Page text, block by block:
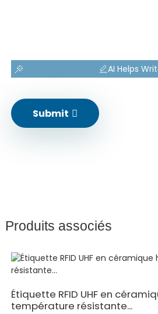
AI Helps
Submit
Produits associés
Étiquette RFID UHF en
température résistante...